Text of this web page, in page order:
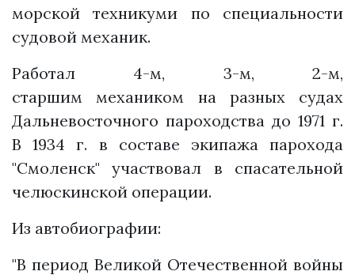
морской техникуми по специальности
судовой механик.
Работал 4-м, 3-м, 2-м,
старшим механиком на разных судах
Дальневосточного пароходства до 1971 г.
В 1934 г. в составе экипажа парохода
"Смоленск" участвовал в спасательной
челюскинской операции.
Из автобиографии:
"В период Великой Отечественной войны